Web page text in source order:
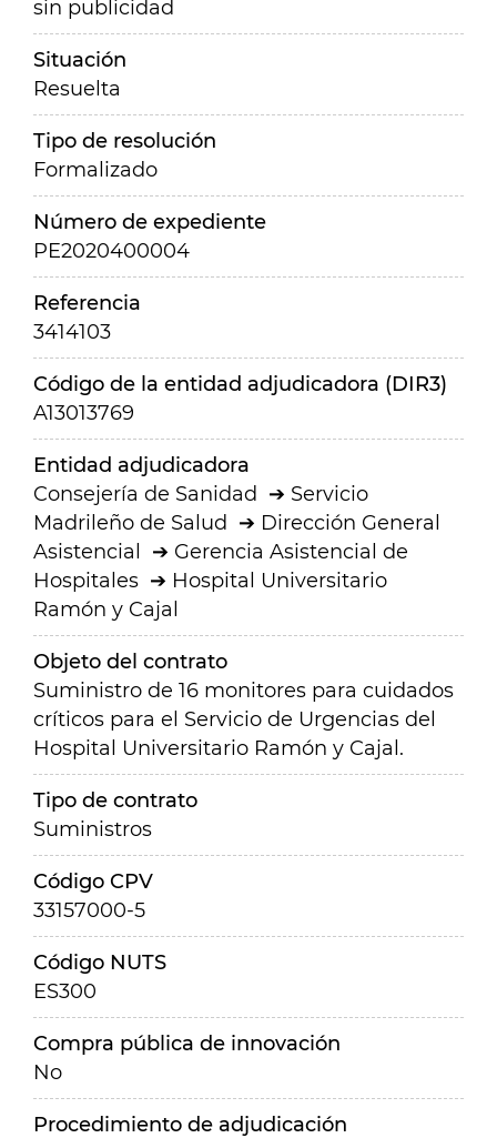
sin publicidad
Situación
Resuelta
Tipo de resolución
Formalizado
Número de expediente
PE2020400004
Referencia
3414103
Código de la entidad adjudicadora (DIR3)
A13013769
Entidad adjudicadora
Consejería de Sanidad
Servicio
Madrileño de Salud
Dirección General
Asistencial
Gerencia Asistencial de
Hospitales
Hospital Universitario
Ramón y Cajal
Objeto del contrato
Suministro de 16 monitores para cuidados
críticos para el Servicio de Urgencias del
Hospital Universitario Ramón y Cajal.
Tipo de contrato
Suministros
Código CPV
33157000-5
Código NUTS
ES300
Compra pública de innovación
No
Procedimiento de adjudicación